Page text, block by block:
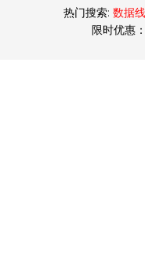
热门搜索: 数据线
限时优惠